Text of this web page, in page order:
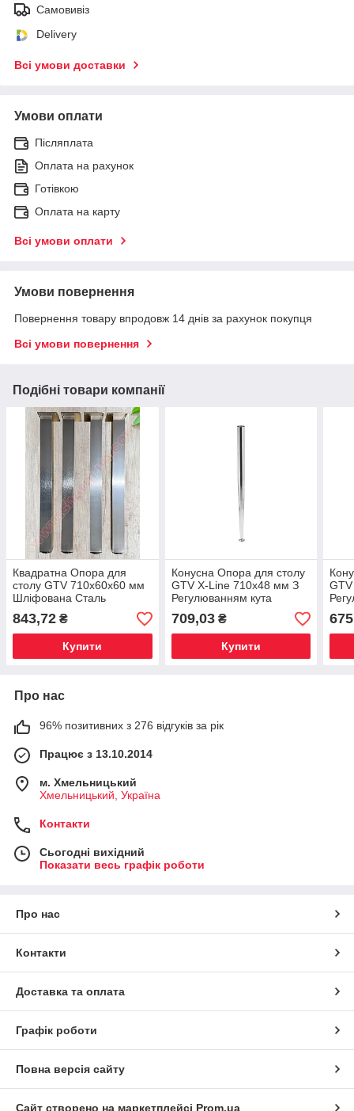
Самовивіз
Delivery
Всі умови доставки
Умови оплати
Післяплата
Оплата на рахунок
Готівкою
Оплата на карту
Всі умови оплати
Умови повернення
Повернення товару впродовж 14 днів за рахунок покупця
Всі умови повернення
Подібні товари компанії
Квадратна Опора для
столу GTV 710х60х60 мм
Шліфована Сталь
843,72 ₴
Купити
Конусна Опора для столу
GTV X-Line 710х48 мм З
Регулюванням кута
нахилу — Хром
709,03₴
Купити
Про нас
96% позитивних з 276 відгуків за рік
Працює з 13.10.2014
м. Хмельницький
Хмельницький, Україна
Контакти
Сьогодні вихідний
Показати весь графік роботи
Про нас
Контакти
Доставка та оплата
Графік роботи
Повна версія сайту
Сайт створено на маркетплейсі Prom.ua